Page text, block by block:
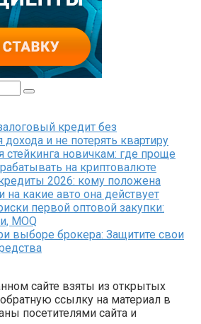
кредит без
и не потерять квартиру
стейкинга новичкам: где проще
на криптовалюте
2026: кому положена
на какие авто она действует
первой оптовой закупки:
MOQ
выборе брокера: Защитите свои
сайте взяты из открытых
ссылку на материал в
посетителями сайта и